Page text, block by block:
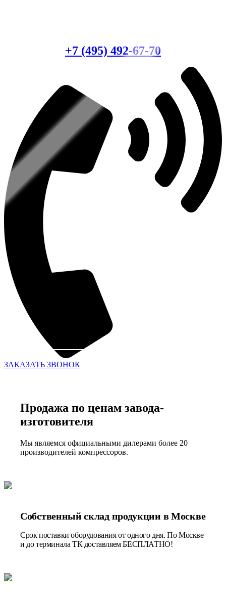
+7 (495) 492-67-70
ЗАКАЗАТЬ ЗВОНОК
Продажа по ценам завода-
изготовителя
Мы являемся официальными дилерами более 20
производителей компрессоров.
Собственный склад продукции в Москве
Срок поставки оборудования от одного дня. По Москве
и до терминала ТК доставляем БЕСПЛАТНО!